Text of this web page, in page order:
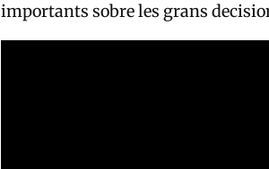
importants sobre les grans